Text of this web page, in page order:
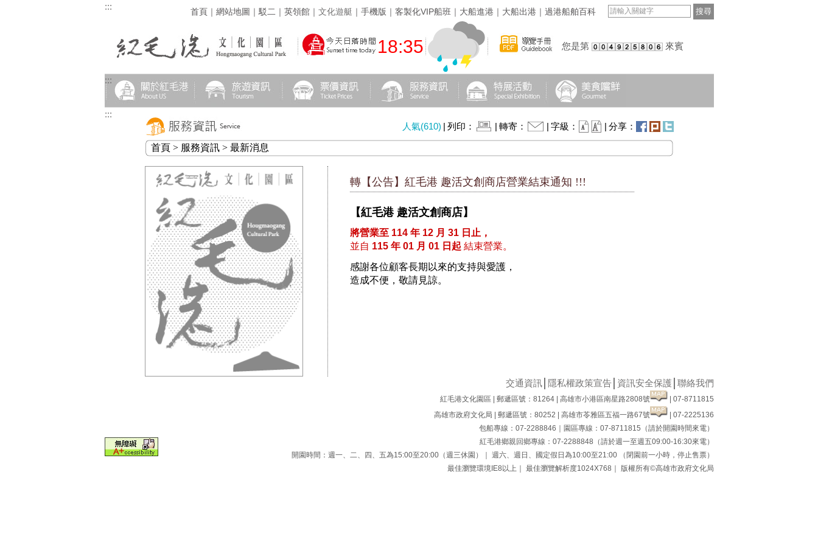
::: 首頁｜ 網站地圖 ｜ 駁二 ｜ 英領館｜ 文化遊艇 ｜ 手機版 ｜ 客製化VIP船班 ｜ 大船進港 ｜ 大船出港 ｜ 過港船舶百科 搜尋
18:35 您是第 來賓
:::
:::
人氣(610) | 列印： | 轉寄： | 字級： | 分享：
首頁 > 服務資訊 > 最新消息
轉【公告】紅毛港 趣活文創商店營業結束通知 !!!
【紅毛港 趣活文創商店】
將營業至 114 年 12 月 31 日止 ，
並自 115 年 01 月 01 日起 結束營業。
感謝各位顧客長期以來的支持與愛護，
造成不便，敬請見諒。
交通資訊│ 隱私權政策宣告│ 資訊安全保護 聯絡我們
紅毛港文化園區 | 郵遞區號：81264 | 高雄市小港區南星路2808號
| 07-8711815
高雄市政府文化局 | 郵遞區號：80252 | 高雄市苓雅區五福一路67號
| 07-2225136
包船專線：07-2288846｜園區專線：07-8711815（請於開園時間來電）
紅毛港鄉親回鄉專線：07-2288848（請於週一至週五09:00-16:30來電）
開園時間：週一、二、四、五為15:00至20:00（週三休園）｜ 週六、週日、國定假日為10:00至21:00 （閉園前一小時，停止售票）
最佳瀏覽環境IE8以上｜ 最佳瀏覽解析度1024X768｜ 版權所有©高雄市政府文化局